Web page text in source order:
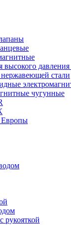
давления
стали
чугунные
Европы